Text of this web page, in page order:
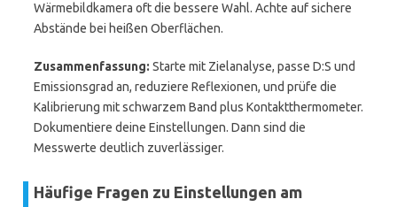
Wärmebildkamera oft die bessere Wahl. Achte auf sichere
Abstände bei heißen Oberflächen.
Zusammenfassung: Starte mit Zielanalyse, passe D:S und
Emissionsgrad an, reduziere Reflexionen, und prüfe die
Kalibrierung mit schwarzem Band plus Kontaktthermometer.
Dokumentiere deine Einstellungen. Dann sind die
Messwerte deutlich zuverlässiger.
Häufige Fragen zu Einstellungen am